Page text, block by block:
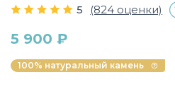
5 (824 оценки)
5 900 ₽
100% натуральный камень